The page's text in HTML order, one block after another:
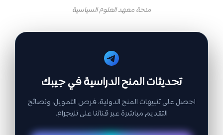
منحة معهد العلوم السياسية
تحديثات المنح الدراسية في جيبك
احصل على تنبيهات المنح الدولية، فرص التمويل، ونصائح
التقديم مباشرة عبر قناتنا على تليجرام.